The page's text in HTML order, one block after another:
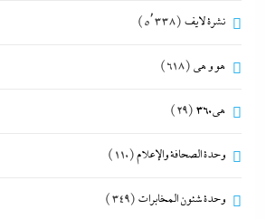
نشرة لايف (5٬338)
هو و هي (618)
هى360 (29)
وحدة الصحافة والإعلام(110)
وحدة شئون المخابرات (349)